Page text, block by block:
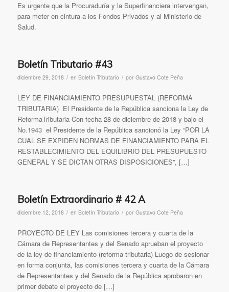
Es urgente que la Procuraduría y la Superfinanciera intervengan,
para meter en cintura a los Fondos Privados y al Ministerio de
Salud.
Boletín Tributario #43
diciembre 29, 2018 / en Boletín Tributario / por Gustavo Cote Peña
LEY DE FINANCIAMIENTO PRESUPUESTAL (REFORMA
TRIBUTARIA) El Presidente de la República sanciona la Ley de
ReformaTributaria Con fecha 28 de diciembre de 2018 y bajo el
No.1943 el Presidente de la República sancionó la Ley “POR LA
CUAL SE EXPIDEN NORMAS DE FINANCIAMIENTO PARA EL
RESTABLECIMIENTO DEL EQUILIBRIO DEL PRESUPUESTO
GENERAL Y SE DICTAN OTRAS DISPOSICIONES”, […]
Boletín Extraordinario # 42 A
diciembre 12, 2018 / en Boletín Tributario / por Gustavo Cote Peña
PROYECTO DE LEY Las comisiones tercera y cuarta de la
Cámara de Representantes y del Senado aprueban el proyecto
de la ley de financiamiento (reforma tributaria) Luego de sesionar
en forma conjunta, las comisiones tercera y cuarta de la Cámara
de Representantes y del Senado de la República aprobaron en
primer debate el proyecto de […]